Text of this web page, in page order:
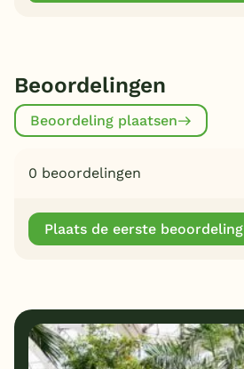
Beoordelingen
Beoordeling plaatsen
0 beoordelingen
Plaats de eerste beoordeling